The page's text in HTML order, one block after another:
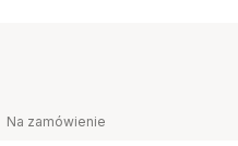
Na zamówienie